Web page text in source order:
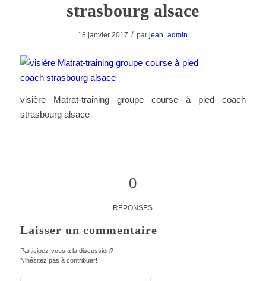
strasbourg alsace
18 janvier 2017 / parjean_admin
visière Matrat-training groupe course à pied coach
strasbourg alsace
0
RÉPONSES
Laisser un commentaire
Participez-vous à la discussion?
N'hésitez pas à contribuer!